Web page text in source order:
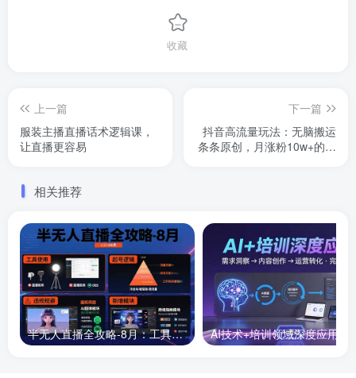
收藏
上一篇
服装主播直播话术逻辑课，
让直播更容易
下一篇
抖音高流量玩法：无脑搬运
条条原创，月涨粉10w+的暴
相关推荐
半无人直播全攻略-8月：工具使用+起号逻辑+违规规避,新增AI超体与跨境模块